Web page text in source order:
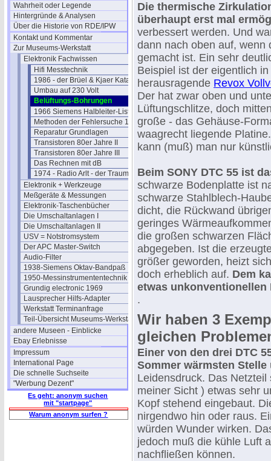
Wahrheit oder Legende
Hintergründe & Analysen
Über die Historie von RDE/IPW
Kontakt und Kommentar
Zur Museums-Werkstatt
Elektronik Fachwissen
Hifi Messtechnik
1986 - der Brüel & Kjaer Katalog
Umbau auf 230 Volt
Belüftungs-Bohrungen
1966 Siemens Halbleiter-Liste
Methoden der Fehlersuche 1972
Reparatur Grundlagen
Transistoren 80er Jahre II
Transistoren 80er Jahre III
Das Rechnen mit dB
1974 - Radio Arlt - der Traumladen
Elektronik + Werkzeuge
Meßgeräte & Messungen
Elektronik-Taschenbücher
Die Umschaltanlagen I
Die Umschaltanlagen II
USV = Notstromsystem
Der APC Master-Switch
Audio-Filter
1938-Siemens Oktav-Bandpaß
1950-Messinstrumententechnik
Grundig electronic 1969
Lausprecher Hilfs-Adapter
Werkstatt Terminanfrage
Teil-Übersicht Museums-Werkstatt
andere Museen - Einblicke
Ebay Erlebnisse
Impressum
International Page
Die schnelle Suchseite
"Werbung Dezent"
Es geht: anonym suchen
mit "startpage"
Warum anonym surfen ?
Die thermische
überhaupt erst mal
verbessert werden. Und
dann nach oben auf, wenn
gemacht ist. Ein sehr
Beispiel ist der eigentlich
herausragende Revox
Der hat zwar oben und
Lüftungschlitze, doch
große - das Gehäuse-
waagrecht liegende
kann (muß) man nur
Beim SONY DTC 55 ist
schwarze Bodenplatte ist
schwarze Stahlblech-
dicht, die Rückwand
geringes
die großen schwarzen
abgegeben. Ist die
größer geworden, heizt
doch erheblich auf. Dem
etwas unkonventionellen
.
Wir haben 3
gleichen
Einer von den drei DTC
Sommer wärmsten Stelle
Leidensdruck. Das Netzteil
meiner Sicht ) etwas sehr
Kopf stehend eingebaut.
nirgendwo hin oder raus.
würden Wunder wirken.
jedoch muß die kühle Luft
nachfließen können.